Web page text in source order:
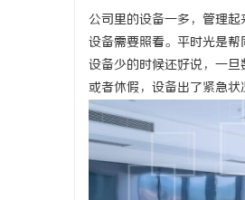
公司里的设备一多，管理
设备需要照看。平时光是帮
设备少的时候还好说，一
或者休假，设备出了紧急状